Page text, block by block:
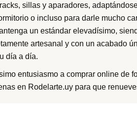
sillas y aparadores,
o incluso para darle mucho
un estándar elevadísimo,
artesanal y con un acabado
día a día.
entusiasmo a comprar online de
en Rodelarte.uy para que